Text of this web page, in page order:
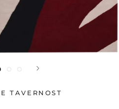
TAVERNOST